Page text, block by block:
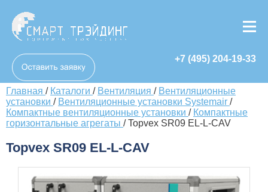
+7 (495) 204-19-33
Главная / Каталоги / Вентиляция / Вентиляционные
установки / Вентиляционные установки Systemair /
Компактные вентиляционные установки / Компактные
горизонтальные агрегаты /Topvex SR09 EL-L-CAV
Topvex SR09 EL-L-CAV